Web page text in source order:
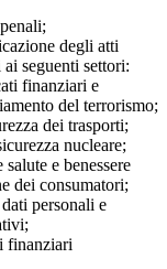
degli atti
seguenti settori:
finanziari e
del terrorismo;
dei trasporti;
nucleare;
e benessere
dei consumatori;
personali e
finanziari